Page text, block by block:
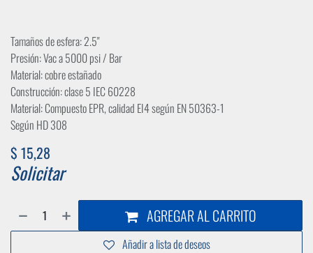
Tamaños de esfera: 2.5"
Presión: Vac a 5000 psi / Bar
Material: cobre estañado
Construcción: clase 5 IEC 60228
Material: Compuesto EPR, calidad EI4 según EN 50363-1
Según HD 308
$ 15,28
Solicitar
AGREGAR AL CARRITO
Añadir a lista de deseos